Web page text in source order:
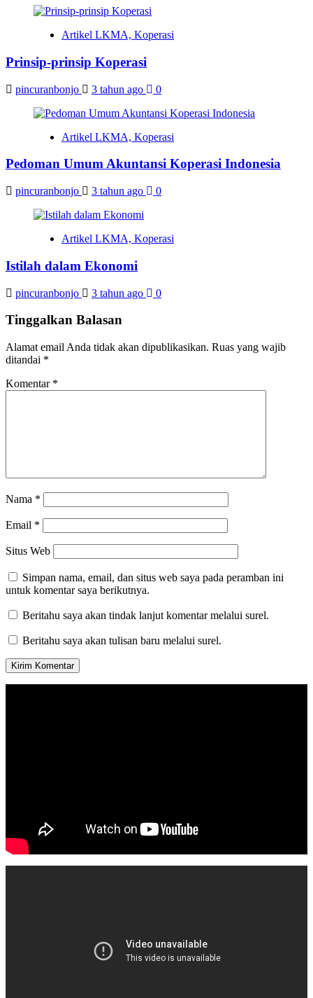
Artikel LKMA, Koperasi
Prinsip-prinsip Koperasi
pincuranbonjo 3 tahun ago 0
Artikel LKMA, Koperasi
Pedoman Umum Akuntansi Koperasi Indonesia
pincuranbonjo 3 tahun ago 0
Artikel LKMA, Koperasi
Istilah dalam Ekonomi
pincuranbonjo 3 tahun ago 0
Tinggalkan Balasan
Alamat email Anda tidak akan dipublikasikan. Ruas yang wajib
ditandai *
Komentar *
Nama *
Email *
Situs Web
Simpan nama, email, dan situs web saya pada peramban ini
untuk komentar saya berikutnya.
Beritahu saya akan tindak lanjut komentar melalui surel.
Beritahu saya akan tulisan baru melalui surel.